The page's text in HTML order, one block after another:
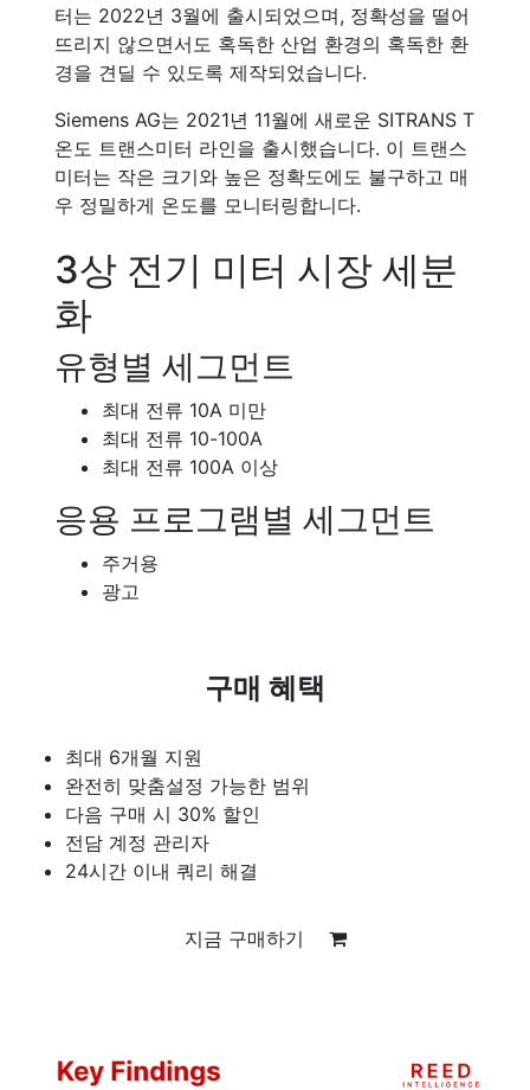
터는 2022년 3월에 출시되었으며, 정확성을 떨어
뜨리지 않으면서도 혹독한 산업 환경의 혹독한 환
경을 견딜 수 있도록 제작되었습니다.
Siemens AG는 2021년 11월에 새로운 SITRANS T
온도 트랜스미터 라인을 출시했습니다. 이 트랜스
미터는 작은 크기와 높은 정확도에도 불구하고 매
우 정밀하게 온도를 모니터링합니다.
3상 전기 미터 시장 세분
화
유형별 세그먼트
최대 전류 10A 미만
최대 전류 10-100A
최대 전류 100A 이상
응용 프로그램별 세그먼트
주거용
광고
구매 혜택
최대 6개월 지원
완전히 맞춤설정 가능한 범위
다음 구매 시 30% 할인
전담 계정 관리자
24시간 이내 쿼리 해결
지금 구매하기